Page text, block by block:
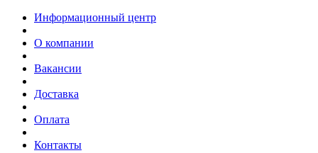
Информационный центр
О компании
Вакансии
Доставка
Оплата
Контакты